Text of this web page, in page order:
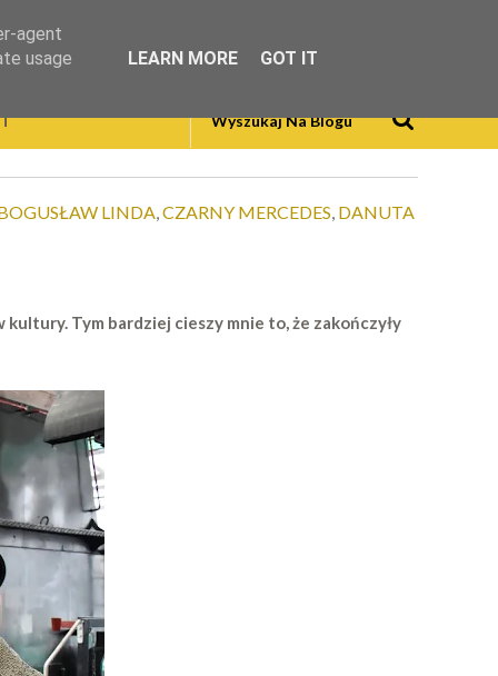
LINDA,CZARNY MERCEDES, DANUTA
Tym bardziej cieszy mnie to, że zakończyły
agent
usage
LEARN MORE GOT IT